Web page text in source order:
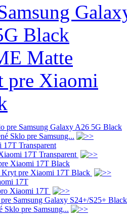
pre Samsung Galaxy A26 5G Black
Sklo pre Samsung...
Transparent
17T Transparent
Xiaomi 17T Black
pre Xiaomi 17T Black
17T
Xiaomi 17T
Samsung Galaxy S24+/S25+ Black
pre Samsung...